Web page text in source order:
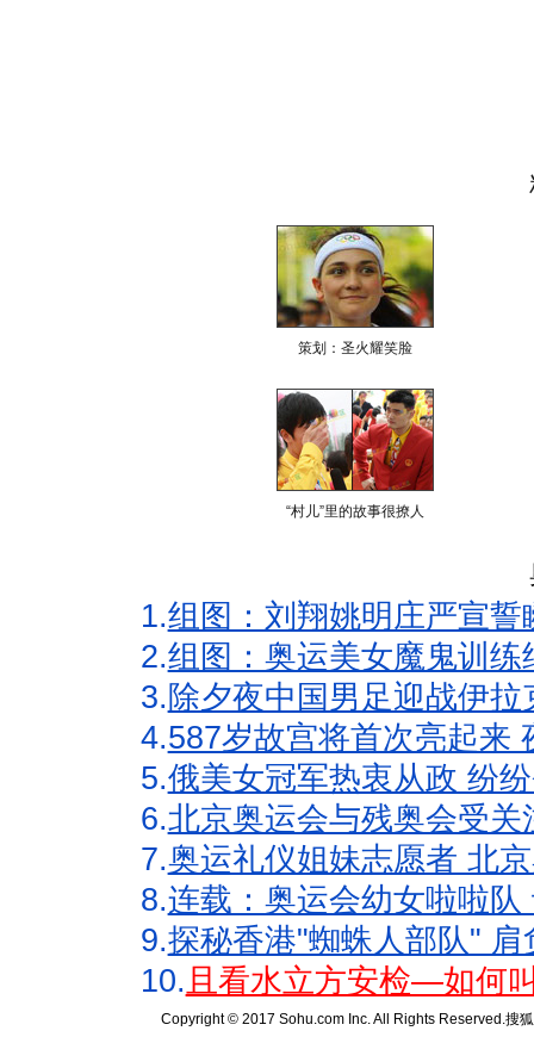
策划：圣火耀笑脸
“村儿”里的故事很撩人
1.组图：刘翔姚明庄严宣
2.组图：奥运美女魔鬼训
3. 除夕夜中国男足迎战伊
4.587岁故宫将首次亮起来
5.俄美女冠军热衷从政 纷
6.北京奥运会与残奥会受
7.奥运礼仪姐妹志愿者 北
8.连载：奥运会幼女啦啦
9.探秘香港"蜘蛛人部队"
10.且看水立方安检—如何
Copyright © 2017 Sohu.com Inc. All Rights Reserved.搜